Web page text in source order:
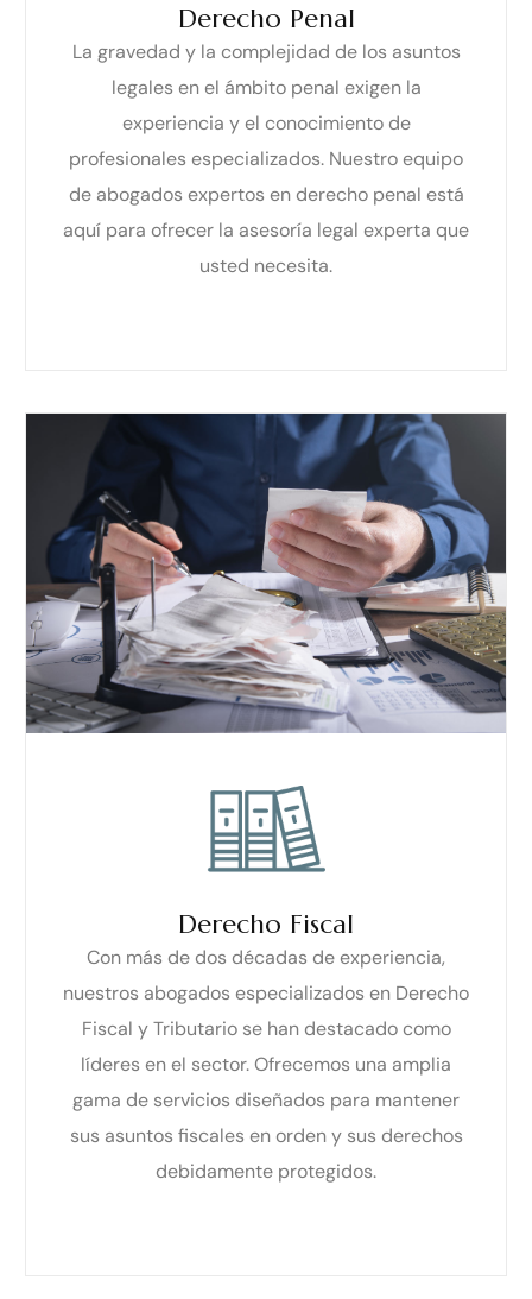
Derecho Penal
La gravedad y la complejidad de los asuntos
legales en el ámbito penal exigen la
experiencia y el conocimiento de
profesionales especializados. Nuestro equipo
de abogados expertos en derecho penal está
aquí para ofrecer la asesoría legal experta que
usted necesita.
Derecho Fiscal
Con más de dos décadas de experiencia,
nuestros abogados especializados en Derecho
Fiscal y Tributario se han destacado como
líderes en el sector. Ofrecemos una amplia
gama de servicios diseñados para mantener
sus asuntos fiscales en orden y sus derechos
debidamente protegidos.